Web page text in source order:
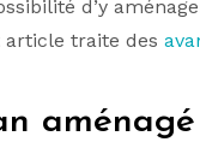
d’y
article traite des